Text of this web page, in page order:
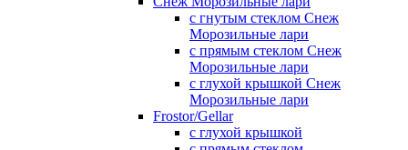
с гнутым стеклом Снеж
Морозильные лари
с прямым стеклом Снеж
Морозильные лари
с глухой крышкой Снеж
Морозильные лари
Frostor/Gellar
с глухой крышкой